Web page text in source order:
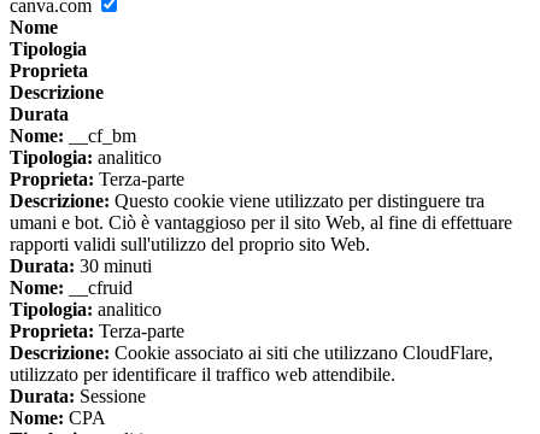
canva.com
Nome
Tipologia
Proprieta
Descrizione
Durata
Nome: __cf_bm
Tipologia: analitico
Proprieta: Terza-parte
Descrizione: Questo cookie viene utilizzato per distinguere tra
umani e bot. Ciò è vantaggioso per il sito Web, al fine di effettuare
rapporti validi sull'utilizzo del proprio sito Web.
Durata: 30 minuti
Nome: __cfruid
Tipologia: analitico
Proprieta: Terza-parte
Descrizione: Cookie associato ai siti che utilizzano CloudFlare,
utilizzato per identificare il traffico web attendibile.
Durata: Sessione
Nome: CPA